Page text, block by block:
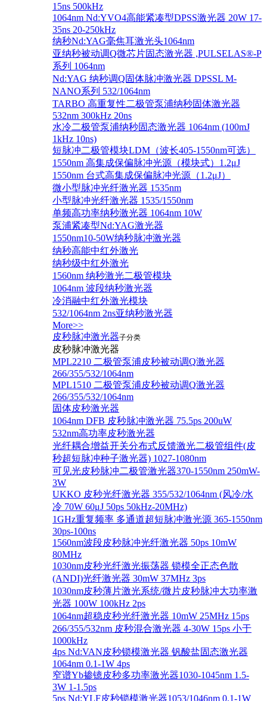
15ns 500kHz
1064nm Nd:YVO4高能紧凑型DPSS激光器 20W 17-
35ns 20-250kHz
纳秒Nd:YAG毫焦耳激光头1064nm
亚纳秒被动调Q微芯片固态激光器 ,PULSELAS®-P
系列 1064nm
Nd:YAG 纳秒调Q固体脉冲激光器 DPSSL M-
NANO系列 532/1064nm
TARBO 高重复性二极管泵浦纳秒固体激光器
532nm 300kHz 20ns
水冷二极管泵浦纳秒固态激光器 1064nm (100mJ
1kHz 10ns)
短脉冲二极管模块LDM（波长405-1550nm可选）
1550nm 高集成保偏脉冲光源（模块式）1.2μJ
1550nm 台式高集成保偏脉冲光源（1.2μJ）
微小型脉冲光纤激光器 1535nm
小型脉冲光纤激光器 1535/1550nm
单频高功率纳秒激光器 1064nm 10W
泵浦紧凑型Nd:YAG激光器
1550nm10-50W纳秒脉冲激光器
纳秒高能中红外激光
纳秒级中红外激光
1560nm 纳秒激光二极管模块
1064nm 波段纳秒激光器
冷消融中红外激光模块
532/1064nm 2ns亚纳秒激光器
More>>
皮秒脉冲激光器子分类
皮秒脉冲激光器
​MPL2210 二极管泵浦皮秒被动调Q激光器
266/355/532/1064nm
MPL1510 二极管泵浦皮秒被动调Q激光器
266/355/532/1064nm
固体皮秒激光器
1064nm DFB 皮秒脉冲激光器 75.5ps 200uW
532nm高功率皮秒激光器
光纤耦合增益开关分布式反馈激光二极管组件(皮
秒超短脉冲种子激光器) 1027-1080nm
可见光皮秒脉冲二极管激光器370-1550nm 250mW-
3W
UKKO 皮秒光纤激光器 355/532/1064nm (风冷/水
冷 70W 60μJ 50ps 50kHz-20MHz)
1GHz重复频率 多通道超短脉冲激光源 365-1550nm
30ps-100ns
1560nm波段皮秒脉冲光纤激光器 50ps 10mW
80MHz
1030nm皮秒光纤激光振荡器 锁模全正态色散
(ANDI)光纤激光器 30mW 37MHz 3ps
1030nm皮秒薄片激光系统/微片皮秒脉冲大功率激
光器 100W 100kHz 2ps
1064nm超稳皮秒光纤激光器 10mW 25MHz 15ps
266/355/532nm 皮秒混合激光器 4-30W 15ps 小于
1000kHz
4ps Nd:VAN皮秒锁模激光器 钒酸盐固态激光器
1064nm 0.1-1W 4ps
窄谱Yb掺镱皮秒多功率激光器1030-1045nm 1.5-
3W 1-1.5ps
5ps Nd:YLF皮秒锁模激光器1053/1046nm 0.1-1W